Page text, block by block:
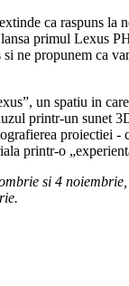
ca raspuns
primul Lexus
propunem ca
un spatiu in
printr-un sunet
proiectiei
printr-o
si 4